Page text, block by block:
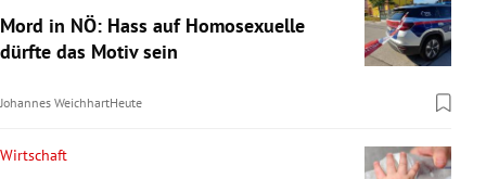
Mord in NÖ: Hass auf Homosexuelle
dürfte das Motiv sein
Johannes WeichhartHeute
Wirtschaft